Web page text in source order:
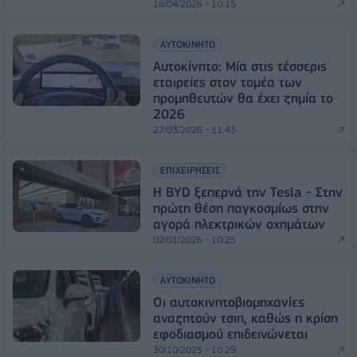
16/04/2026 - 10:15
ΑΥΤΟΚΙΝΗΤΟ
Αυτοκίνητο: Μία στις τέσσερις
εταιρείες στον τομέα των
προμηθευτών θα έχει ζημία το
2026
27/03/2026 - 11:43
ΕΠΙΧΕΙΡΗΣΕΙΣ
Η BYD ξεπερνά την Tesla - Στην
πρώτη θέση παγκοσμίως στην
αγορά ηλεκτρικών οχημάτων
02/01/2026 - 10:25
ΑΥΤΟΚΙΝΗΤΟ
Οι αυτοκινητοβιομηχανίες
αναζητούν τσιπ, καθώς η κρίση
εφοδιασμού επιδεινώνεται
30/10/2025 - 10:29